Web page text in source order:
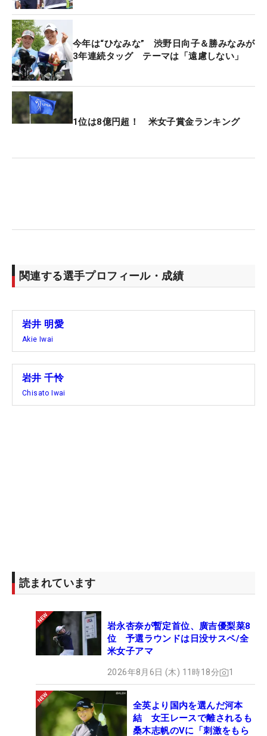
そうした展開に昨年は「雰囲気がちょっと…」と、
どこか重たい空気が漂っていたという。今年は「ケ
ンカにならないかなと思っていましたが大丈夫だっ
たね」と明愛が言えば、千怜も「大丈夫だったね」
と笑顔で応じる。そのやり取りからも、初日の内容
への納得感がうかがえた。
に、そして楽しんで上位争いができるように頑張り
ます」と千怜も続けた。
在感を示した岩井ツインズが、週末へ向けてあす
今年は“ひなみな” 渋野日向子＆勝みなみが
3年連続タッグ テーマは「遠慮しない」
1位は8億円超！ 米女子賞金ランキング
関連する選手プロフィール・成績
岩井 明愛
Akie Iwai
岩井 千怜
Chisato Iwai
読まれています
岩永杏奈が暫定首位、廣吉優梨菜8
位 予選ラウンドは日没サスペ/全
米女子アマ
2026年8月6日 (木) 11時18分 1
全英より国内を選んだ河本
結 女王レースで離されるも
桑木志帆のVに「刺激をもら